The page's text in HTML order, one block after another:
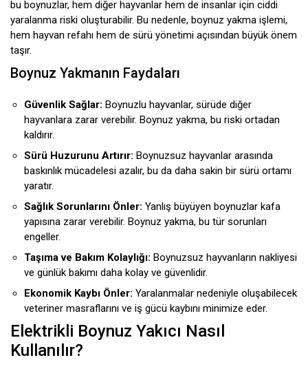
bu boynuzlar, hem diğer hayvanlar hem de insanlar için ciddi
yaralanma riski oluşturabilir. Bu nedenle, boynuz yakma işlemi,
hem hayvan refahı hem de sürü yönetimi açısından büyük önem
taşır.
Boynuz Yakmanın Faydaları
Güvenlik Sağlar: Boynuzlu hayvanlar, sürüde diğer
hayvanlara zarar verebilir. Boynuz yakma, bu riski ortadan
kaldırır.
Sürü Huzurunu Artırır: Boynuzsuz hayvanlar arasında
baskınlık mücadelesi azalır, bu da daha sakin bir sürü ortamı
yaratır.
Sağlık Sorunlarını Önler: Yanlış büyüyen boynuzlar kafa
yapısına zarar verebilir. Boynuz yakma, bu tür sorunları
engeller.
Taşıma ve Bakım Kolaylığı: Boynuzsuz hayvanların nakliyesi
ve günlük bakımı daha kolay ve güvenlidir.
Ekonomik Kaybı Önler: Yaralanmalar nedeniyle oluşabilecek
veteriner masraflarını ve iş gücü kaybını minimize eder.
Elektrikli Boynuz Yakıcı Nasıl
Kullanılır?